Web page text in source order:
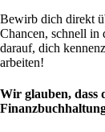
Bewirb dich direkt
Chancen, schnell in
darauf, dich
arbeiten!
Wir glauben, dass